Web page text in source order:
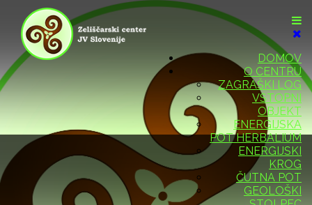
DOMOV
O CENTRU
ZAGRAŠKI LOG
VSTOPNI
OBJEKT
ENERGIJSKA
POT HERBALIUM
ENERGIJSKI
KROG
ČUTNA POT
GEOLOŠKI